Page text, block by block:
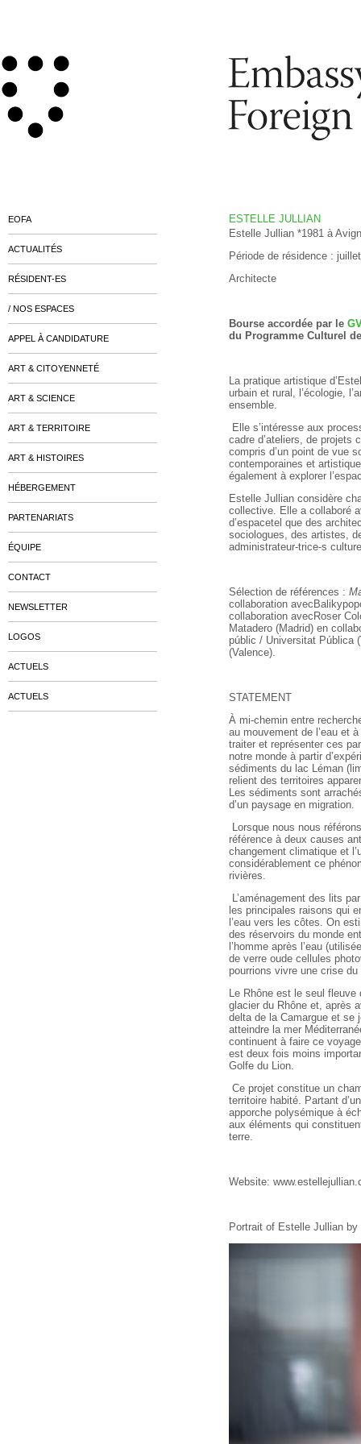
ESTELLE JULLIAN
Estelle Jullian *1981 à
Période de résidence :
Architecte
Bourse accordée par le
du Programme Culturel
La pratique artistique
urbain et rural, l’écologie,
ensemble.
Elle s’intéresse aux
cadre d’ateliers, de projets
compris d’un point de vue
contemporaines et
également à explorer
Estelle Jullian considère
collective. Elle a collaboré
d’espacetel que des
sociologues, des artistes,
administrateur-trice-s
Sélection de références :
collaboration avec
collaboration avec Roser
Matadero (Madrid) en
públic / Universitat Pública
(Valence).
STATEMENT
À mi-chemin entre
au mouvement de l ’eau et
traiter et représenter ces
notre monde à partir
sédiments du lac Léman
relient des territoires
Les sédiments sont
d’un paysage en migration.
Lorsque nous nous réf
référence à deux causes
changement climatique et
considérablement ce phé
rivières.
L’aménagement des lits
les principales raisons qui
l’eau vers les côtes. On
des réservoirs du monde
l’homme après l’eau
de verre oude cellules
pourrions vivre une crise
Le Rhône est le seul fleuve
glacier du Rhône et, après
delta de la Camargue et se
atteindre la mer Méditerran
continuent à faire ce
est deux fois moins
Golfe du Lion.
Ce projet constitue un
territoire habité. Partant
apporche polysémique à
aux é éments qui
terre.
Website:
Portrait of Estelle Jullian by
EOFA
ACTUALITÉS
RÉSIDENT-ES
/ NOS ESPACES
APPEL À CANDIDATURE
ART & CITOYENNETÉ
ART & SCIENCE
ART & TERRITOIRE
ART & HISTOIRES
HÉBERGEMENT
PARTENARIATS
ÉQUIPE
CONTACT
NEWSLETTER
LOGOS
ACTUELS
ACTUELS